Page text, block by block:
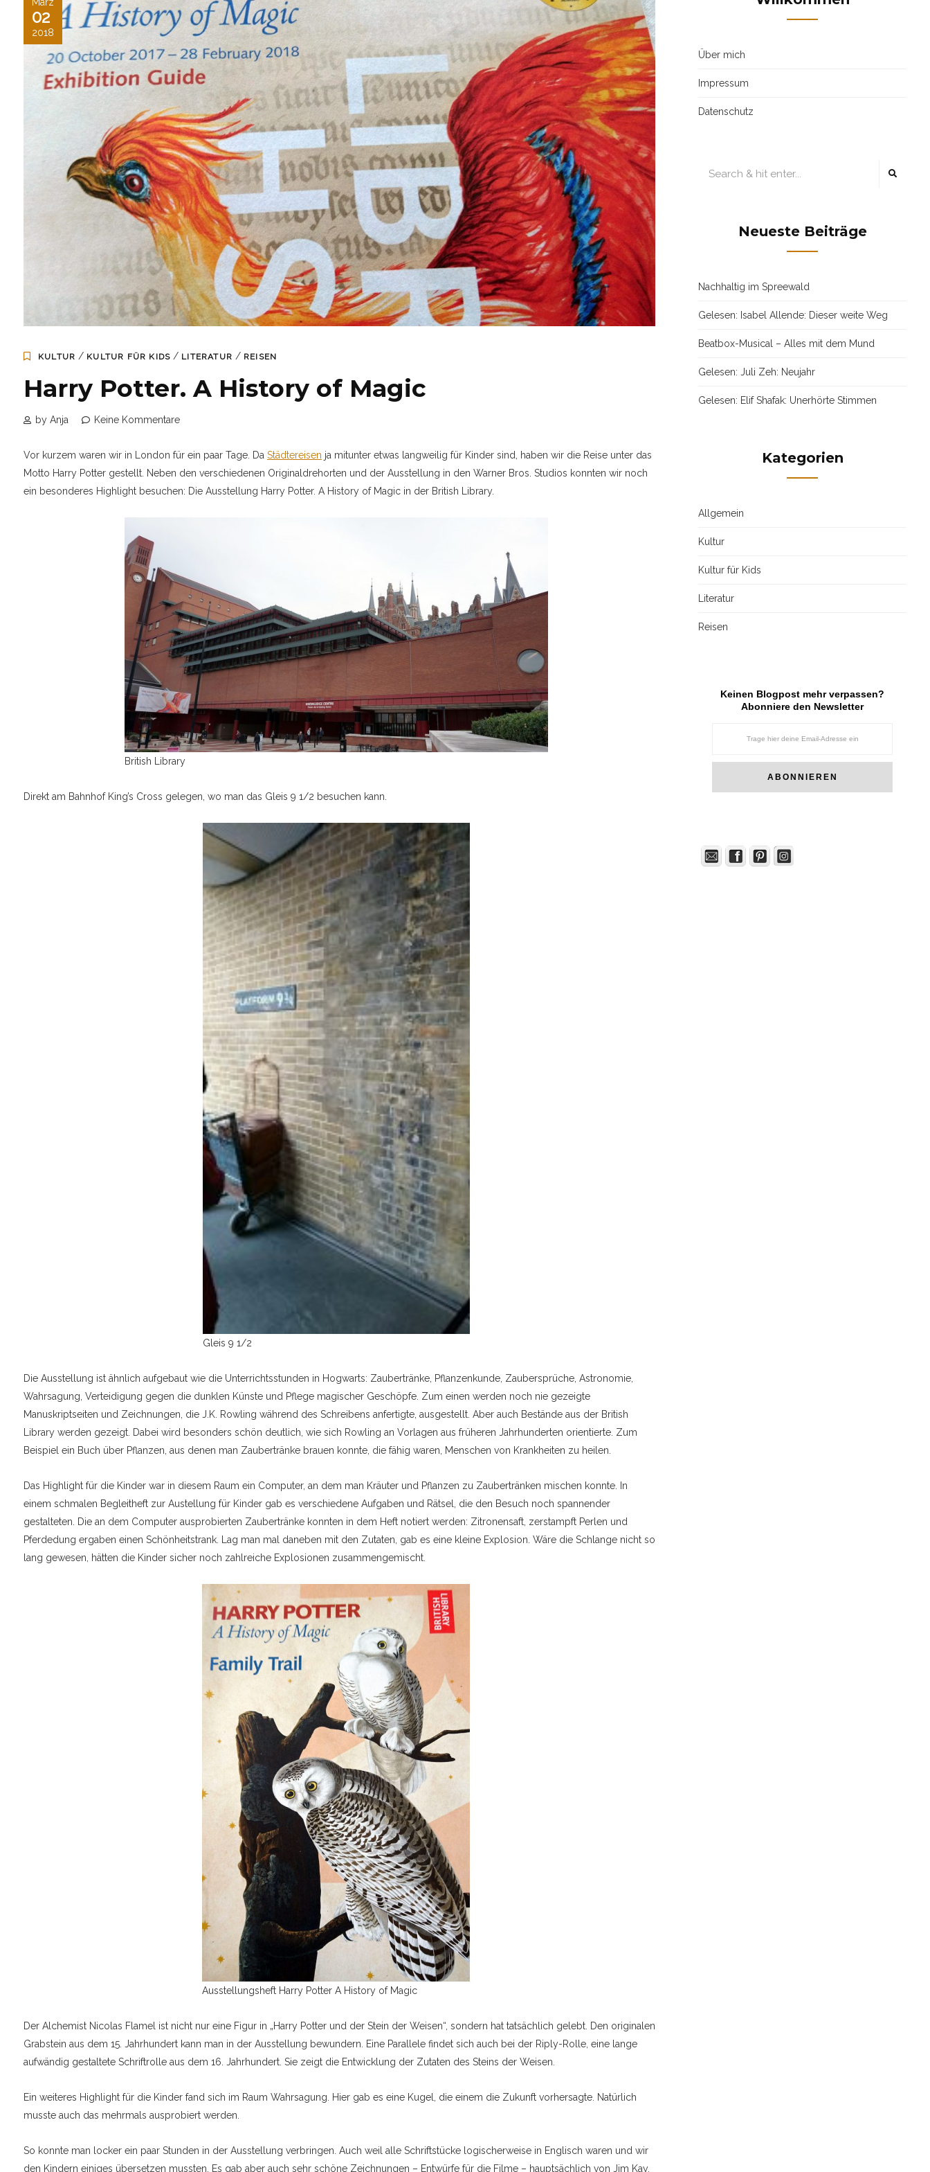
02
2018
KULTUR / KULTUR FÜR KIDS / LITERATUR / REISEN
Harry Potter. A History of Magic
by Anja Keine Kommentare
Vor kurzem waren wir in London für ein paar Tage. Da Städtereisen ja mitunter etwas langweilig für Kinder sind, haben wir die Reise unter das
Motto Harry Potter gestellt. Neben den verschiedenen Originaldrehorten und der Ausstellung in den Warner Bros. Studios konnten wir noch
ein besonderes Highlight besuchen: Die Ausstellung Harry Potter. A History of Magic in der British Library.
British Library
Direkt am Bahnhof King’s Cross gelegen, wo man das Gleis 9 1/2 besuchen kann.
Gleis 9 1/2
Die Ausstellung ist ähnlich aufgebaut wie die Unterrichtsstunden in Hogwarts: Zaubertränke, Pflanzenkunde, Zaubersprüche, Astronomie,
Wahrsagung, Verteidigung gegen die dunklen Künste und Pflege magischer Geschöpfe. Zum einen werden noch nie gezeigte
Manuskriptseiten und Zeichnungen, die J.K. Rowling während des Schreibens anfertigte, ausgestellt. Aber auch Bestände aus der British
Library werden gezeigt. Dabei wird besonders schön deutlich, wie sich Rowling an Vorlagen aus früheren Jahrhunderten orientierte. Zum
Beispiel ein Buch über Pflanzen, aus denen man Zaubertränke brauen konnte, die fähig waren, Menschen von Krankheiten zu heilen.
Das Highlight für die Kinder war in diesem Raum ein Computer, an dem man Kräuter und Pflanzen zu Zaubertränken mischen konnte. In
einem schmalen Begleitheft zur Austellung für Kinder gab es verschiedene Aufgaben und Rätsel, die den Besuch noch spannender
gestalteten. Die an dem Computer ausprobierten Zaubertränke konnten in dem Heft notiert werden: Zitronensaft, zerstampft Perlen und
Pferdedung ergaben einen Schönheitstrank. Lag man mal daneben mit den Zutaten, gab es eine kleine Explosion. Wäre die Schlange nicht so
lang gewesen, hätten die Kinder sicher noch zahlreiche Explosionen zusammengemischt.
Ausstellungsheft Harry Potter A History of Magic
Der Alchemist Nicolas Flamel ist nicht nur eine Figur in „Harry Potter und der Stein der Weisen“, sondern hat tatsächlich gelebt. Den originalen
Grabstein aus dem 15. Jahrhundert kann man in der Ausstellung bewundern. Eine Parallele findet sich auch bei der Riply-Rolle, eine lange
aufwändig gestaltete Schriftrolle aus dem 16. Jahrhundert. Sie zeigt die Entwicklung der Zutaten des Steins der Weisen.
Ein weiteres Highlight für die Kinder fand sich im Raum Wahrsagung. Hier gab es eine Kugel, die einem die Zukunft vorhersagte. Natürlich
musste auch das mehrmals ausprobiert werden.
So konnte man locker ein paar Stunden in der Ausstellung verbringen. Auch weil alle Schriftstücke logischerweise in Englisch waren und wir
den Kindern einiges übersetzen mussten. Es gab aber auch sehr schöne Zeichnungen – Entwürfe für die Filme – hauptsächlich von Jim Kay.
Über mich
Impressum
Datenschutz
Neueste Beiträge
Nachhaltig im Spreewald
Gelesen: Isabel Allende: Dieser weite Weg
Beatbox-Musical – Alles mit dem Mund
Gelesen: Juli Zeh: Neujahr
Gelesen: Elif Shafak: Unerhörte Stimmen
Kategorien
Allgemein
Kultur
Kultur für Kids
Literatur
Reisen
Keinen Blogpost mehr verpassen?
Abonniere den Newsletter